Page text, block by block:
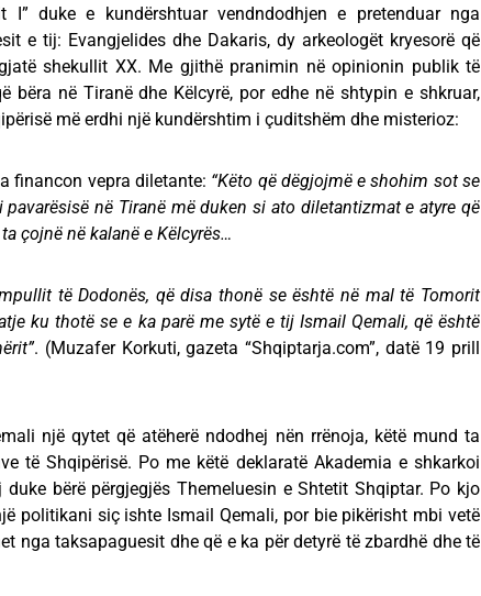
I” duke e kundërshtuar vendndodhjen e pretenduar nga
e tij: Evangjelides dhe Dakaris, dy arkeologët kryesorë që
shekullit XX. Me gjithë pranimin në opinionin publik të
bëra në Tiranë dhe Këlcyrë, por edhe në shtypin e shkruar,
më erdhi një kundërshtim i çuditshëm dhe misterioz:
financon vepra diletante: “Këto që dëgjojmë e shohim sot se
në Tiranë më duken si ato diletantizmat e atyre që
çojnë në kalanë e Këlcyrës…
të Dodonës, që disa thonë se është në mal të Tomorit
ku thotë se e ka parë me sytë e tij Ismail Qemali, që është
. (Muzafer Korkuti, gazeta “Shqiptarja.com”, datë 19 prill
një qytet që atëherë ndodhej nën rrënoja, këtë mund ta
të Shqipërisë. Po me këtë deklaratë Akademia e shkarkoi
bërë përgjegjës Themeluesin e Shtetit Shqiptar. Po kjo
politikani siç ishte Ismail Qemali, por bie pikërisht mbi vetë
nga taksapaguesit dhe që e ka për detyrë të zbardhë dhe të